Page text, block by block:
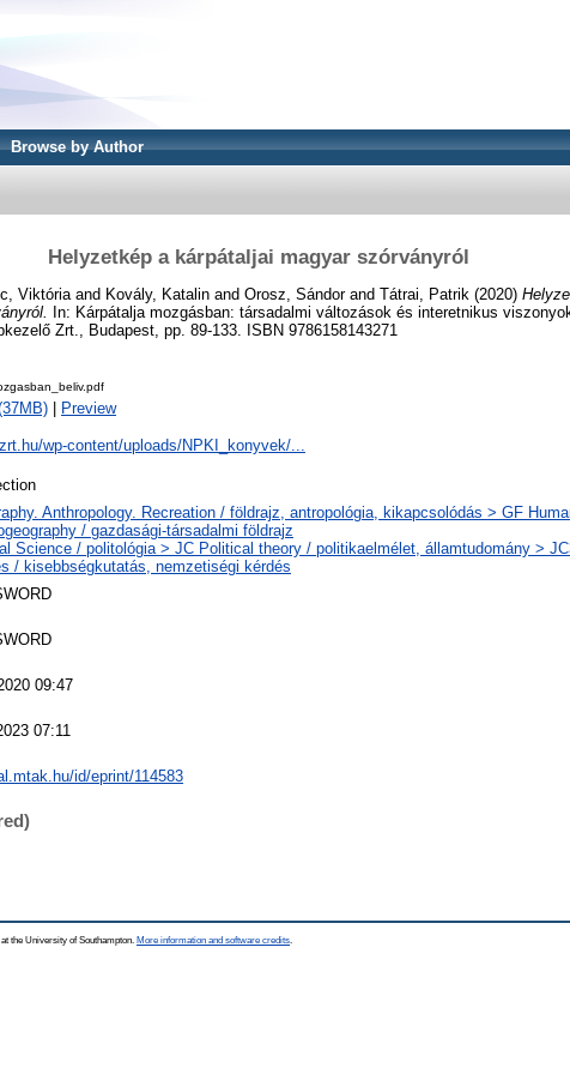
Browse by Author
Helyzetkép a kárpátaljai magyar szórványról
Viktória and Kovály, Katalin and Orosz, Sándorand Tátrai, Patrik (2020)
In: Kárpátalja mozgásban: társadalmi változások és interetnikus
Zrt., Budapest, pp. 89-133. ISBN 9786158143271
Preview
wp-content/uploads/NPKI_konyvek/...
Anthropology. Recreation / földrajz, antropológia, kikapcsolódás > GF
/ gazdasági-társadalmi földrajz
Science / politológia > JC Political theory / politikaelmélet, államtudomány >
/ kisebbségkutatás, nemzetiségi kérdés
09:47
07:11
id/eprint/114583
at the University of Southampton. More information and software credits